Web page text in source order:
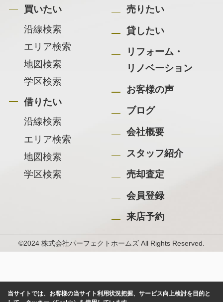
買いたい
沿線検索
エリア検索
地図検索
学区検索
借りたい
沿線検索
エリア検索
地図検索
学区検索
売りたい
貸したい
リフォーム・
リノベーション
お客様の声
ブログ
会社概要
スタッフ紹介
売却査定
会員登録
来店予約
©2024 株式会社パーフェクトホームズ All Rights Reserved.
当サイトでは、お客様の当サイト利用状況把握、サービス向上検討を目的と